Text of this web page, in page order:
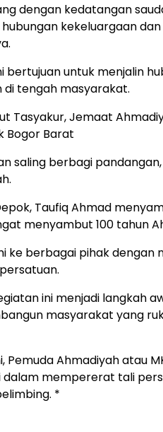
dengan kedatangan
kekeluargaan
bertujuan untuk menjalin
di tengah masyarakat.
Tasyakur, Jemaat
Bogor Barat
saling berbagi
Taufiq Ahmad
menyambut 100 tahun
ke berbagai pihak dengan
ini menjadi langkah
masyarakat yang
Pemuda Ahmadiyah atau
mempererat tali
*